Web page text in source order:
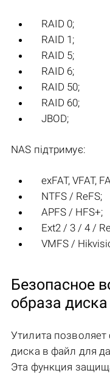
RAID 0;
RAID 1;
RAID 5;
RAID 6;
RAID 50;
RAID 60;
JBOD;
NAS підтримує:
exFAT, VFAT,
NTFS / ReFS;
APFS / HFS+;
Ext2 / 3 / 4 /
VMFS /
Безопасное
образа диска
Утилита
диска в файл для
Эта функция